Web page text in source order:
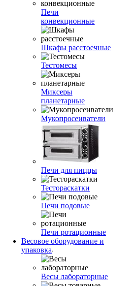
Печи
конвекционные
Шкафы расстоечные
Тестомесы
Миксеры
планетарные
Мукопросеиватели
Печи для пиццы
Тестораскатки
Печи подовые
Печи ротационные
Весовое оборудование и
упаковка
Весы лабораторные